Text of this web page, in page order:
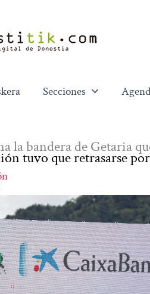
Secciones
la bandera de Getaria
tuvo que retrasarse